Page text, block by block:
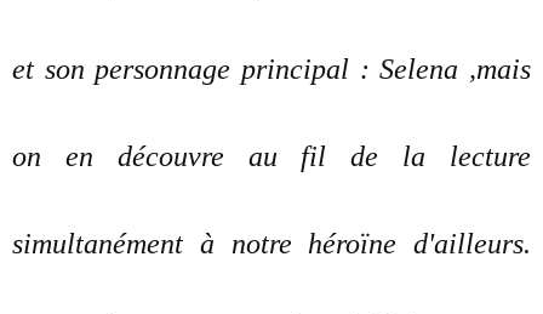
et son personnage principal : Selena ,mais
on en découvre au fil de la lecture
simultanément à notre héroïne d'ailleurs.